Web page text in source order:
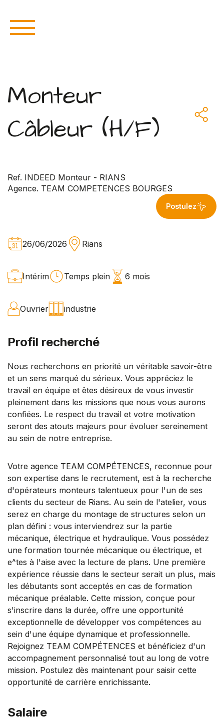
Monteur
Câbleur (H/F)
Ref. INDEED Monteur - RIANS
Agence. TEAM COMPETENCES BOURGES
Postulez
26/06/2026 Rians
Intérim Temps plein 6 mois
Ouvrier industrie
Profil recherché
Nous recherchons en priorité un véritable savoir-être
et un sens marqué du sérieux. Vous appréciez le
travail en équipe et êtes désireux de vous investir
pleinement dans les missions que nous vous aurons
confiées. Le respect du travail et votre motivation
seront des atouts majeurs pour évoluer sereinement
au sein de notre entreprise.
Votre agence TEAM COMPÉTENCES, reconnue pour
son expertise dans le recrutement, est à la recherche
d'opérateurs monteurs talentueux pour l'un de ses
clients du secteur de Rians. Au sein de l'atelier, vous
serez en charge du montage de structures selon un
plan défini : vous interviendrez sur la partie
mécanique, électrique et hydraulique. Vous possédez
une formation tournée mécanique ou électrique, et
e^tes à l'aise avec la lecture de plans. Une première
expérience réussie dans le secteur serait un plus, mais
les débutants sont acceptés en cas de formation
mécanique préalable. Cette mission, conçue pour
s'inscrire dans la durée, offre une opportunité
exceptionnelle de développer vos compétences au
sein d'une équipe dynamique et professionnelle.
Rejoignez TEAM COMPÉTENCES et bénéficiez d'un
accompagnement personnalisé tout au long de votre
mission. Postulez dès maintenant pour saisir cette
opportunité de carrière enrichissante.
Salaire